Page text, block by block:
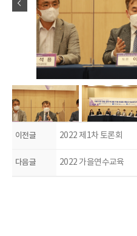
이전글 2022 제1차 토론회
다음글 2022 가을연수교육